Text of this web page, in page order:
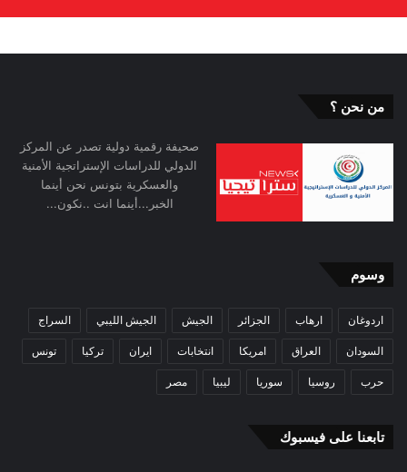
من نحن ؟
صحيفة رقمية دولية تصدر عن المركز
الدولي للدراسات الإستراتجية الأمنية
والعسكرية بتونس نحن أينما
الخبر...أينما انت ..نكون...
وسوم
اردوغان ارهاب الجزائر الجيش الجيش الليبي السراج
السودان العراق امريكا انتخابات ايران تركيا تونس
حرب روسيا سوريا ليبيا مصر
تابعنا على فيسبوك